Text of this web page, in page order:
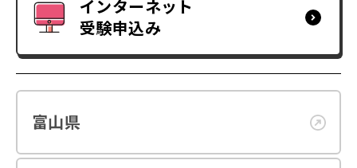
インターネット
受験申込み
富山県